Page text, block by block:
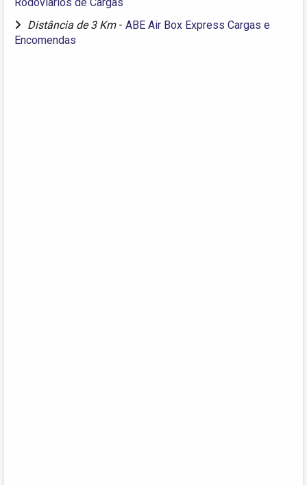
Distância de 3 Km - ABE Air Box Express Cargas e
Encomendas